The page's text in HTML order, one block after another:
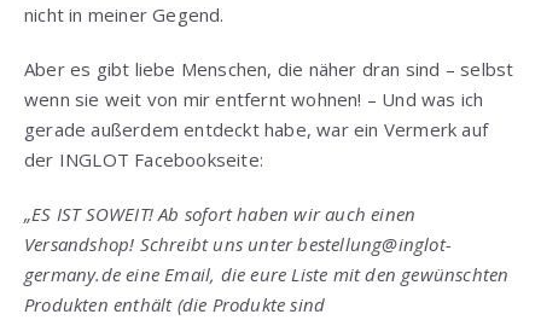
nicht in meiner Gegend.
Aber es gibt liebe Menschen, die näher dran sind – selbst
wenn sie weit von mir entfernt wohnen! – Und was ich
gerade außerdem entdeckt habe, war ein Vermerk auf
der INGLOT Facebookseite:
„ES IST SOWEIT! Ab sofort haben wir auch einen
Versandshop! Schreibt uns unter bestellung@inglot-
germany.de eine Email, die eure Liste mit den gewünschten
Produkten enthält (die Produkte sind